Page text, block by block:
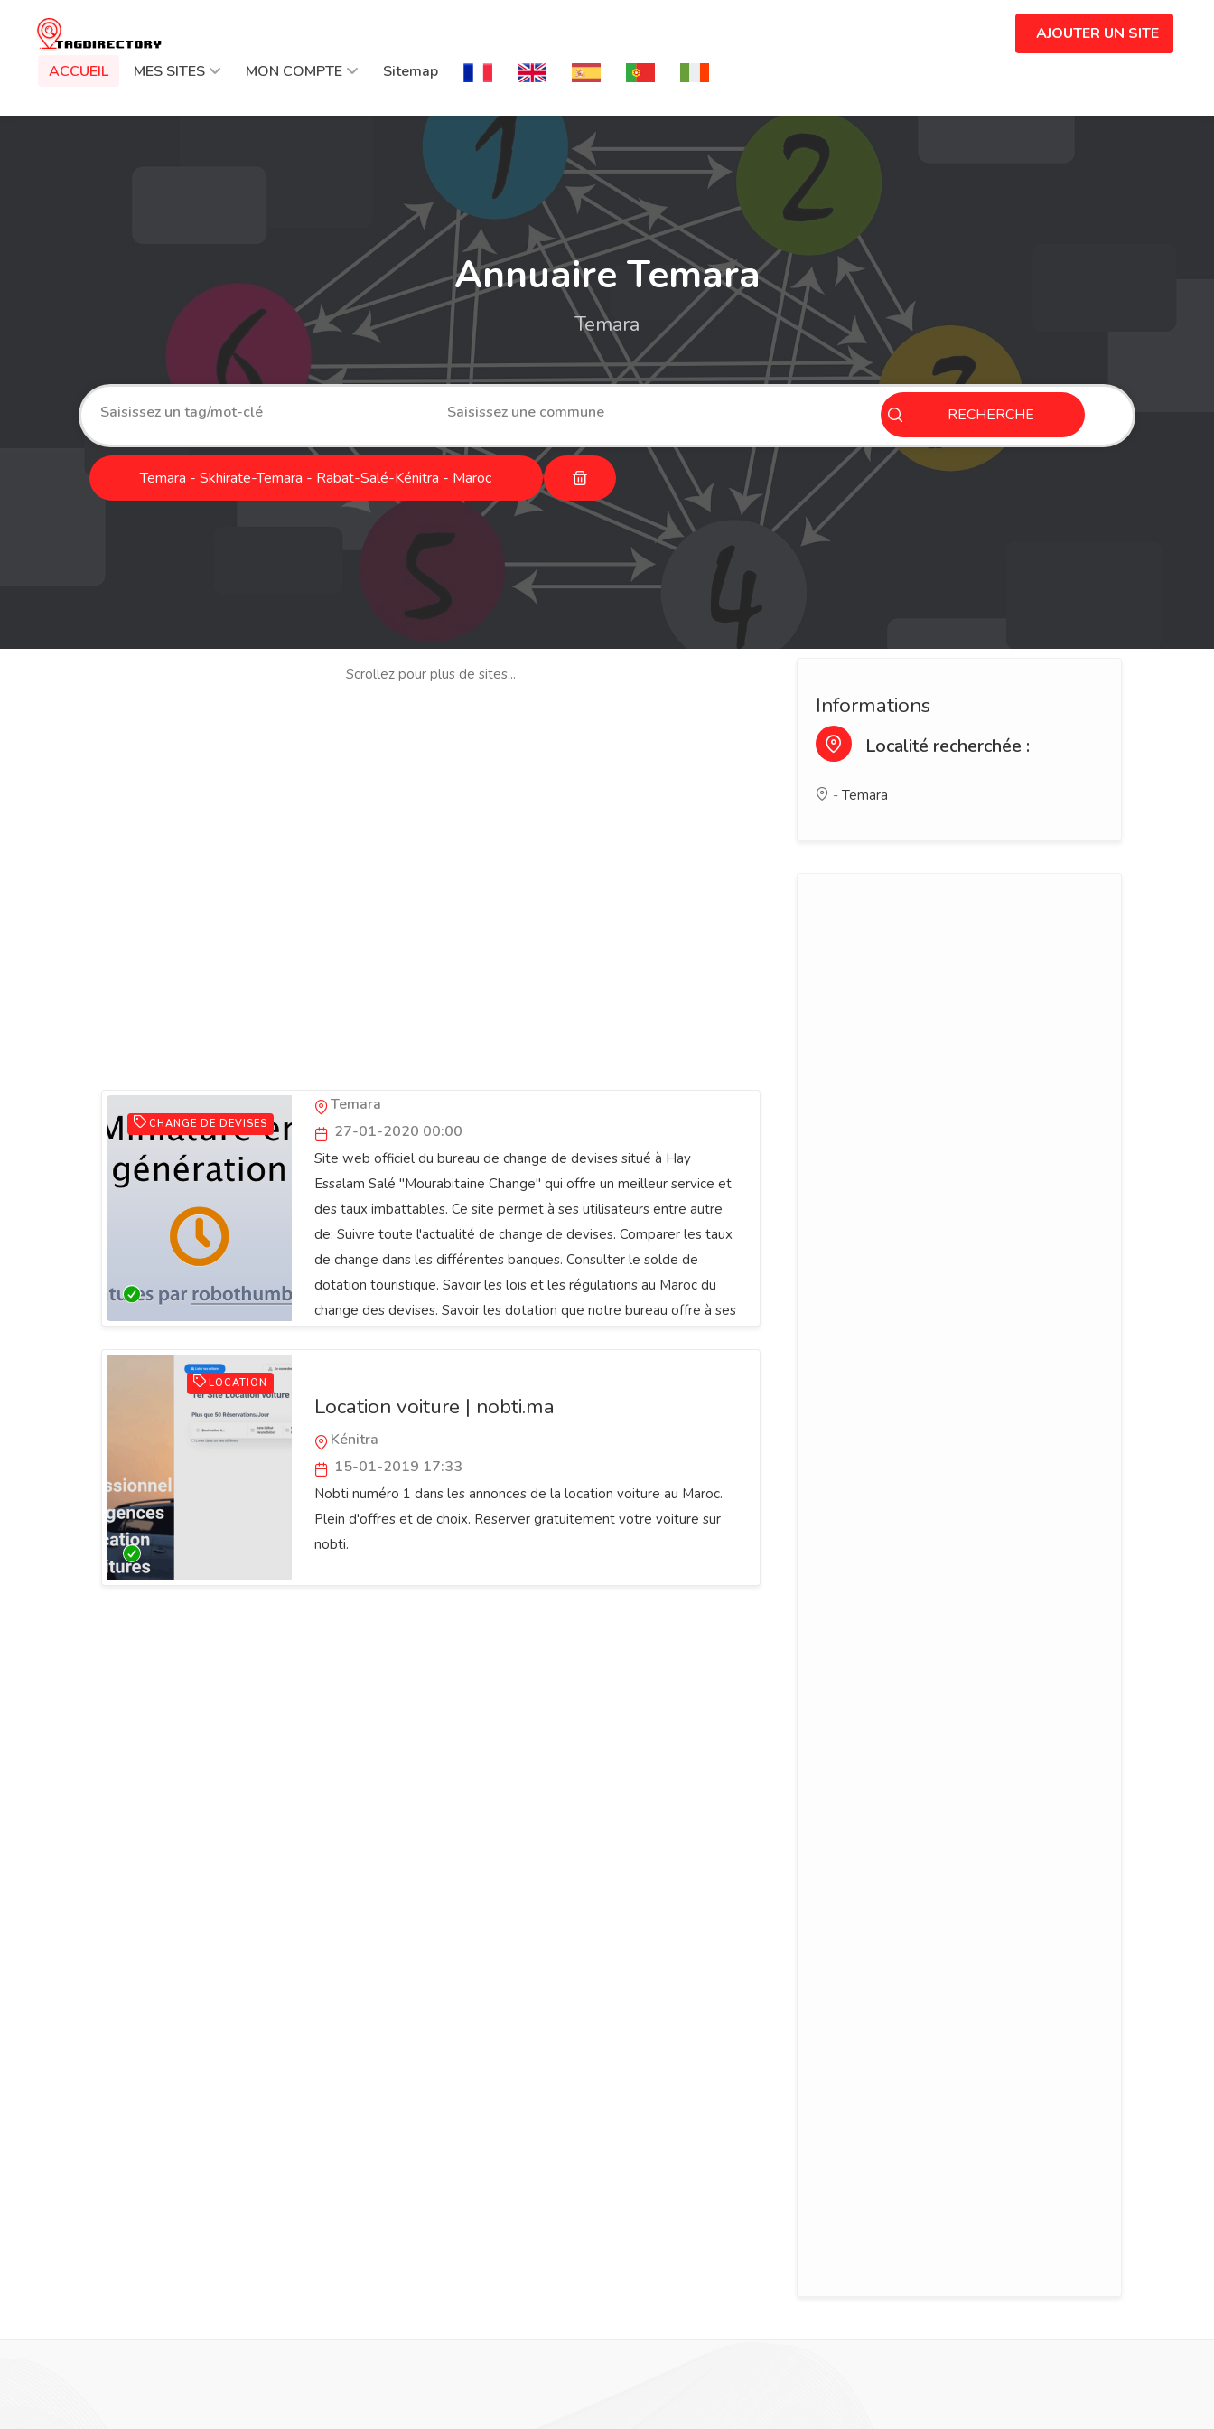
ACCUEIL MES SITES MON COMPTE Sitemap
AJOUTER UN SITE
Annuaire Temara
Temara
RECHERCHE
Temara - Skhirate-Temara - Rabat-Salé-Kénitra - Maroc
Scrollez pour plus de sites...
CHANGE DE DEVISES
Temara
27-01-2020 00:00
Site web officiel du bureau de change de devises situé à Hay
Essalam Salé "Mourabitaine Change" qui offre un meilleur service et
des taux imbattables. Ce site permet à ses utilisateurs entre autre
de: Suivre toute l'actualité de change de devises. Comparer les taux
de change dans les différentes banques. Consulter le solde de
dotation touristique. Savoir les lois et les régulations au Maroc du
change des devises. Savoir les dotation que notre bureau offre à ses
LOCATION
Location voiture | nobti.ma
Kénitra
15-01-2019 17:33
Nobti numéro 1 dans les annonces de la location voiture au Maroc.
Plein d'offres et de choix. Reserver gratuitement votre voiture sur
nobti.
Informations
Localité recherchée :
- Temara